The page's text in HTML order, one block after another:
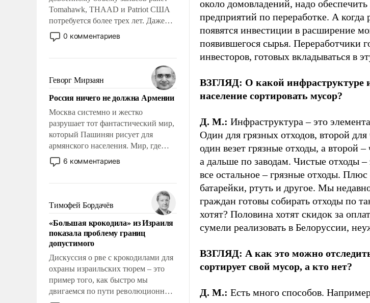
Tomahawk, THAAD и Patriot США
потребуется более трех лет. Даже
небольшая война с Ираном
опустошила американские
уязвимости США, например, перед
Китаем.
0 комментариев
Геворг Мирзаян
Россия ничего не должна Армении
Москва системно и жестко
разрушает тот фантастический мир,
который Пашинян рисует для
армянского населения. Мир, где
этому населению все должны
просто по определению, где его
беспрекословно оплачиваться за
счет российских
налогоплательщиков и где за свои
поступки не нужно отвечать.
6 комментариев
Тимофей Бордачёв
«Большая крокодила» из Израиля
показала проблему границ
допустимого
Дискуссия о рве с крокодилами для
охраны израильских тюрем – это
пример того, как быстро мы
двигаемся по пути революционных
около домовладений, надо
предприятий по переработке. А когда
появятся инвестиции в расширение
появившегося сырья. Переработчики
инвесторов, готовых вкладываться в
ВЗГЛЯД: О какой инфраструктуре
население сортировать мусор?
Д. М.: Инфраструктура – это
Один для грязных отходов, второй
один везет грязные отходы, а второй
а дальше по заводам. Чистые отходы –
все остальное – грязные отходы.
батарейки, ртуть и другое. Мы
граждан готовы собирать отходы по
хотят? Половина хотят скидок за
сумели реализовать в Белоруссии,
ВЗГЛЯД: А как это можно
сортирует свой мусор, а кто нет?
Д. М.: Есть много способов.